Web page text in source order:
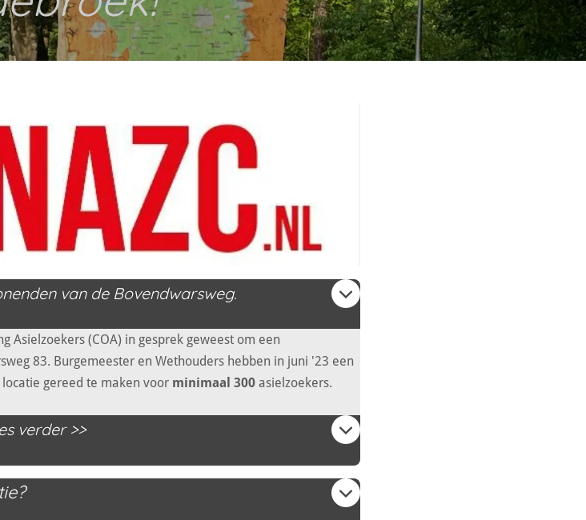
van de Bovendwarsweg.
Asielzoekers (COA) in gesprek geweest om een
83. Burgemeester en Wethouders hebben in juni '23 een
gereed te maken voor minimaal 300 asielzoekers.
verder >>